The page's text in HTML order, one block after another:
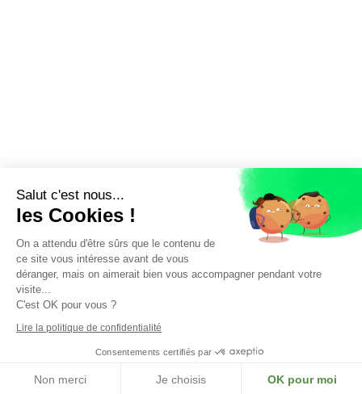
Conception & développement : Studio Pixelea
Salut c'est nous...
les Cookies !
On a attendu d'être sûrs que le contenu de
ce site vous intéresse avant de vous
déranger, mais on aimerait bien vous accompagner pendant votre
visite...
C'est OK pour vous ?
Lire la politique de confidentialité
Consentements certifiés par
Non merci Je choisis OK pour moi